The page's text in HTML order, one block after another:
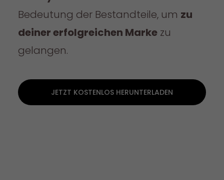
Bedeutung der Bestandteile, um zu
deiner erfolgreichen Markezu
gelangen.
JETZT KOSTENLOS HERUNTERLADEN